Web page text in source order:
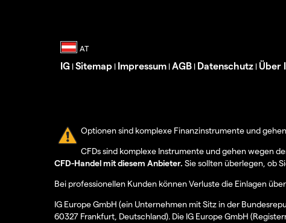
IG | Sitemap | Impressum | AGB | Datenschutz | Über
Optionen sind komplexe Finanzinstrumente und
CFDs sind komplexe Instrumente und gehen wegen
CFD-Handel mit diesem Anbieter. Sie sollten überlegen, ob
Bei professionellen Kunden können Verluste die Einlagen
IG Europe GmbH (ein Unternehmen mit Sitz in der
60327 Frankfurt, Deutschland). Die IG Europe GmbH